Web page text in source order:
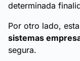
determinada
Por otro lado,
sistemas
segura.